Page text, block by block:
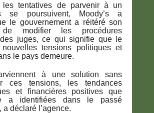
les tentatives de parvenir à un
se poursuivent, Moody’s a
le gouvernement a réitéré son
de modifier les procédures
des juges, ce qui signifie que le
tensions politiques et
le pays demeure.
à une solution sans
ces tensions, les tendances
et financières positives que
a identifiées dans le passé
a déclaré l’agence.